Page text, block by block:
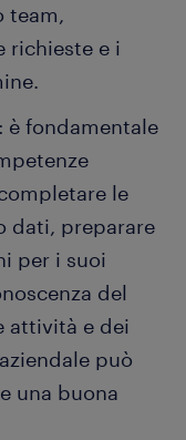
team,
richieste e i
è fondamentale
le
dati, preparare
per i suoi
del
attività e dei
può
una buona